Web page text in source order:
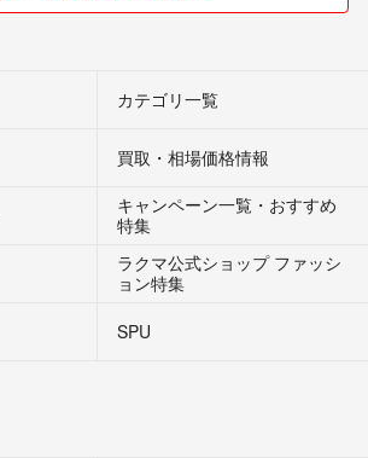
カテゴリ一覧
買取・相場価格情報
キャンペーン一覧・おすすめ
特集
ラクマ公式ショップ ファッシ
ョン特集
SPU